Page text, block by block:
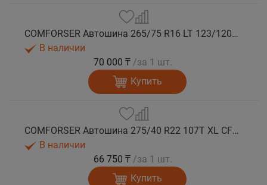
COMFORSER Автошина 265/75 R16 LT 123/120S CF1100 10PR RWL лето
В наличии
70 000 ₸ /за 1 шт.
Купить
COMFORSER Автошина 275/40 R22 107T XL CF1100 RWL лето
В наличии
66 750 ₸ /за 1 шт.
Купить